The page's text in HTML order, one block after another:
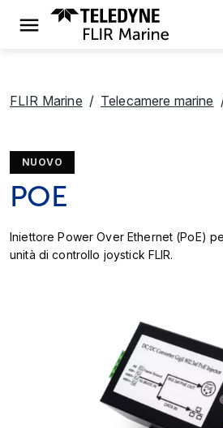
FLIR Marine Telecamere marine
NUOVO
POE
Iniettore Power Over Ethernet (PoE)
unità di controllo joystick FLIR.